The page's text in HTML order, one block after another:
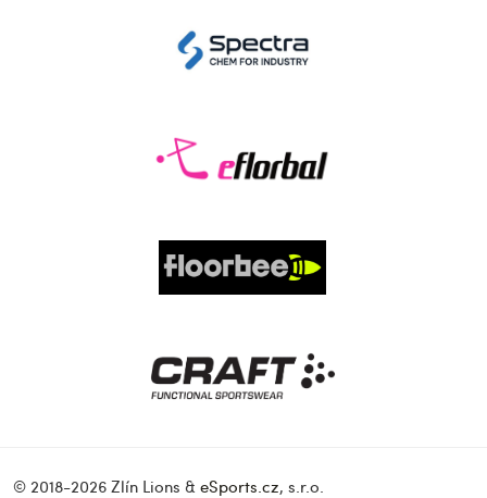
© 2018-2026 Zlín Lions & eSports.cz, s.r.o.